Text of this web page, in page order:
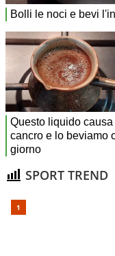
SPORT TREND